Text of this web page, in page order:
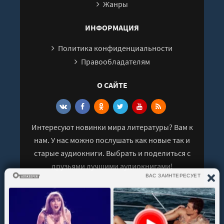
Жанры
ИНФОРМАЦИЯ
Политика конфиденциальности
Правообладателям
О САЙТЕ
Интересуют новинки мира литературы? Вам к
нам. У нас можно послушать как новые так и
старые аудиокниги. Выбрать и поделиться с
друзьями лучшими аудиокнигами!
© 2021 - 2026 kniga-audio.net. Все права